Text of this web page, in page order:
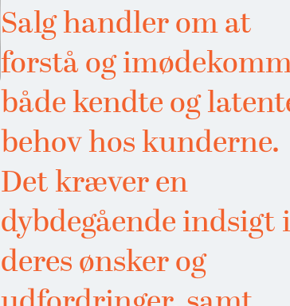
Salg handler om at
forstå og
både kendte og
behov hos kunderne.
Det kræver en
dybdegående indsigt i
deres ønsker og